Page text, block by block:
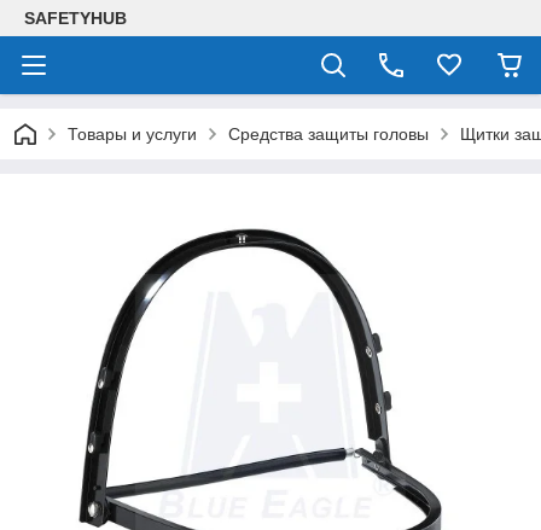
SAFETYHUB
Товары и услуги Средства защиты головы Щитки